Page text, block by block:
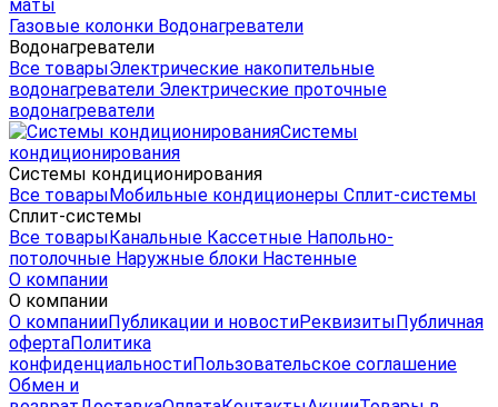
маты
Газовые колонки Водонагреватели
Водонагреватели
Все товарыЭлектрические накопительные
водонагреватели Электрические проточные
водонагреватели
Системы
кондиционирования
Системы кондиционирования
Все товарыМобильные кондиционеры Сплит-системы
Сплит-системы
Все товарыКанальные Кассетные Напольно-
потолочные Наружные блоки Настенные
О компании
О компании
О компанииПубликации и новостиРеквизитыПубличная
офертаПолитика
конфиденциальностиПользовательское соглашение
Обмен и